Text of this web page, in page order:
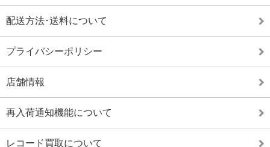
配送方法･送料について
プライバシーポリシー
店舗情報
再入荷通知機能について
レコード買取について